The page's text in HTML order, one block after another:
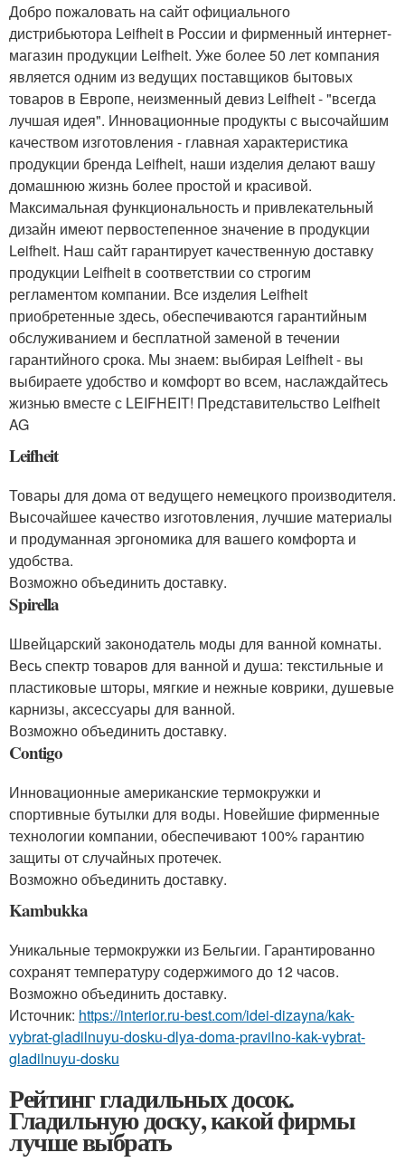
Добро пожаловать на сайт официального
дистрибьютора Leifheit в России и фирменный интернет-
магазин продукции Leifheit. Уже более 50 лет компания
является одним из ведущих поставщиков бытовых
товаров в Европе, неизменный девиз Leifheit - "всегда
лучшая идея". Инновационные продукты с высочайшим
качеством изготовления - главная характеристика
продукции бренда Leifheit, наши изделия делают вашу
домашнюю жизнь более простой и красивой.
Максимальная функциональность и привлекательный
дизайн имеют первостепенное значение в продукции
Leifheit. Наш сайт гарантирует качественную доставку
продукции Leifheit в соответствии со строгим
регламентом компании. Все изделия Leifheit
приобретенные здесь, обеспечиваются гарантийным
обслуживанием и бесплатной заменой в течении
гарантийного срока. Мы знаем: выбирая Leifheit - вы
выбираете удобство и комфорт во всем, наслаждайтесь
жизнью вместе с LEIFHEIT! Представительство Leifheit
AG
Leifheit
Товары для дома от ведущего немецкого производителя.
Высочайшее качество изготовления, лучшие материалы
и продуманная эргономика для вашего комфорта и
удобства.
Возможно объединить доставку.
Spirella
Швейцарский законодатель моды для ванной комнаты.
Весь спектр товаров для ванной и душа: текстильные и
пластиковые шторы, мягкие и нежные коврики, душевые
карнизы, аксессуары для ванной.
Возможно объединить доставку.
Contigo
Инновационные американские термокружки и
спортивные бутылки для воды. Новейшие фирменные
технологии компании, обеспечивают 100% гарантию
защиты от случайных протечек.
Возможно объединить доставку.
Kambukka
Уникальные термокружки из Бельгии. Гарантированно
сохранят температуру содержимого до 12 часов.
Возможно объединить доставку.
Источник: https://interior.ru-best.com/idei-dizayna/kak-
vybrat-gladilnuyu-dosku-dlya-doma-pravilno-kak-vybrat-
gladilnuyu-dosku
Рейтинг гладильных досок.
Гладильную доску, какой фирмы
лучше выбрать